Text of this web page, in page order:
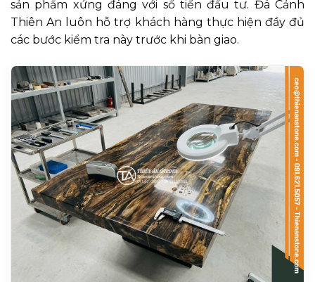
sản phẩm xứng đáng với số tiền đầu tư. Đá Cảnh
Thiên An luôn hỗ trợ khách hàng thực hiện đầy đủ
các bước kiểm tra này trước khi bàn giao.